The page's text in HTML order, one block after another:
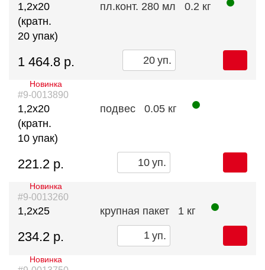
1,2х20
(кратн.
20 упак)
пл.конт. 280 мл 0.2 кг
1 464.8 р. уп.
#9-0013890
Новинка
1,2х20
(кратн.
10 упак)
подвес 0.05 кг
221.2 р. уп.
#9-0013260
Новинка
1,2х25 крупная пакет 1 кг
234.2 р. уп.
Новинка